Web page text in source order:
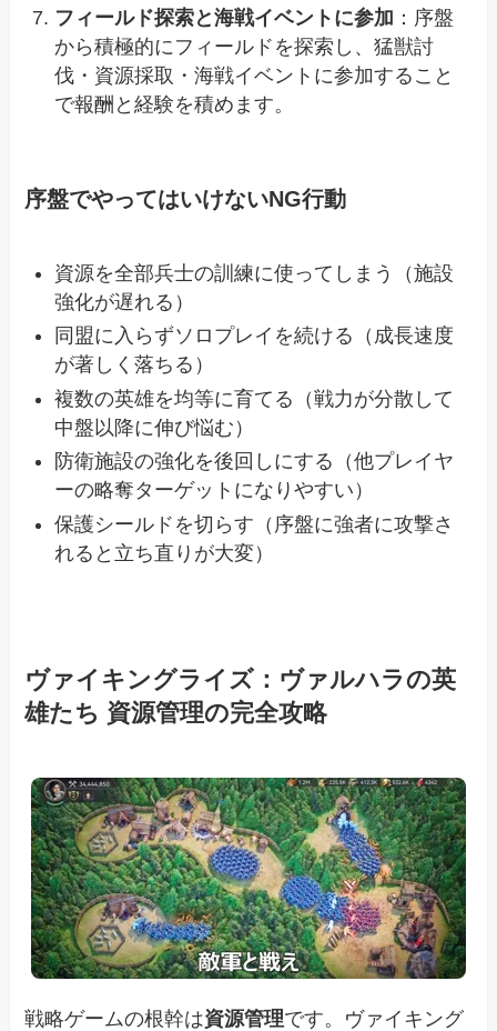
フィールド探索と海戦イベントに参加 ：序盤
から積極的にフィールドを探索し、猛獣討
伐・資源採取・海戦イベントに参加すること
で報酬と経験を積めます。
序盤でやってはいけないNG行動
資源を全部兵士の訓練に使ってしまう（施設
強化が遅れる）
同盟に入らずソロプレイを続ける（成長速度
が著しく落ちる）
複数の英雄を均等に育てる（戦力が分散して
中盤以降に伸び悩む）
防衛施設の強化を後回しにする（他プレイヤ
ーの略奪ターゲットになりやすい）
保護シールドを切らす（序盤に強者に攻撃さ
れると立ち直りが大変）
ヴァイキングライズ：ヴァルハラの英
雄たち 資源管理の完全攻略
戦略ゲームの根幹は資源管理です。ヴァイキング